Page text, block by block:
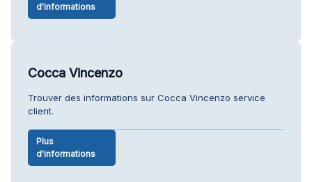
d'informations
Cocca Vincenzo
Trouver des informations sur Cocca Vincenzo service
client.
Plus
d'informations